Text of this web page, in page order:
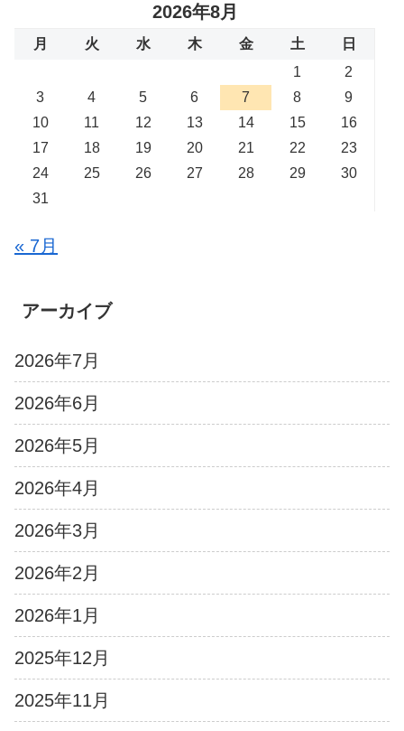
2026年8月
月 火 水 木 金 土
日
1
2
3
4 5 6 7 8
9
10
11 12 13 14 15
16
17
18 19 20 21 22
23
24
25 26 27 28 29
30
31
« 7月
アーカイブ
2026年7月
2026年6月
2026年5月
2026年4月
2026年3月
2026年2月
2026年1月
2025年12月
2025年11月